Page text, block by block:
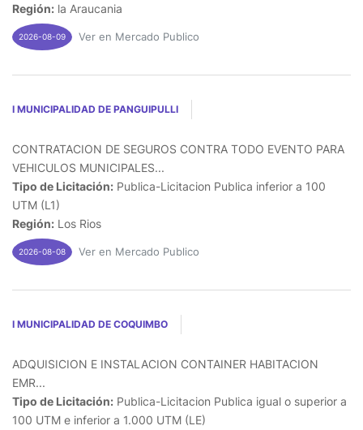
Región: la Araucania
2026-08-09 Ver en Mercado Publico
I MUNICIPALIDAD DE PANGUIPULLI
CONTRATACION DE SEGUROS CONTRA TODO EVENTO PARA
VEHICULOS MUNICIPALES...
Tipo de Licitación: Publica-Licitacion Publica inferior a 100
UTM (L1)
Región: Los Rios
2026-08-08 Ver en Mercado Publico
I MUNICIPALIDAD DE COQUIMBO
ADQUISICION E INSTALACION CONTAINER HABITACION
EMR...
Tipo de Licitación: Publica-Licitacion Publica igual o superior a
100 UTM e inferior a 1.000 UTM (LE)